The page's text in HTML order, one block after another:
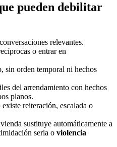
pueden debilitar
relevantes.
o entrar en
sin orden temporal ni hechos
del arrendamiento con hechos
planos.
reiteración, escalada o
sustituye automáticamente a
seria o violencia